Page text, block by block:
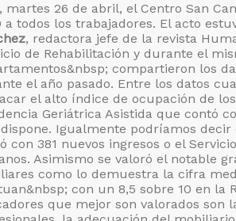
martes 26 de abril, el Centro San
a todos los trabajadores. El acto
, redactora jefe de la revista
de Rehabilitación y durante el
compartieron los
el año pasado. Entre los datos
el alto índice de ocupación de
Geriátrica Asistida que contó
Igualmente podríamos
con 381 nuevos ingresos o el
Asimismo se valoró el notable
como lo demuestra la cifra
con un 8,5 sobre 10 en la
que mejor son valorados son